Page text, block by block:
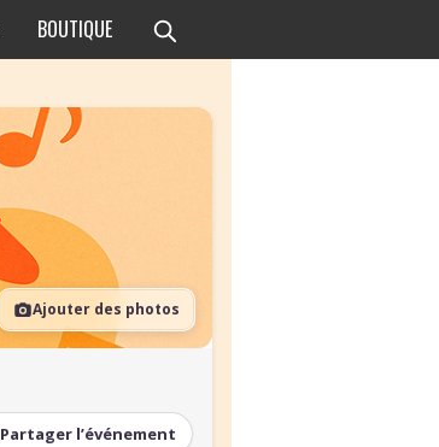
BOUTIQUE
Ajouter des photos
Partager l’événement